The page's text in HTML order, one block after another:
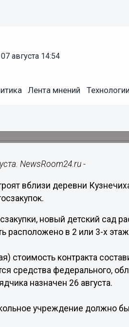
07 августа 14:54
Лента мнений Технологии
NewsRoom24.ru -
вблизи деревни
новый детский сад
расположено в 2 или 3-х
стоимость контракта
средства федерального,
назначен 26 августа.
учреждение должно